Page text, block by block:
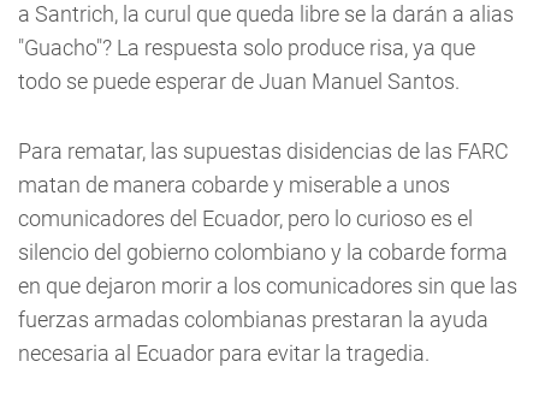
a Santrich, la curul que queda libre se la darán a alias
"Guacho"? La respuesta solo produce risa, ya que
todo se puede esperar de Juan Manuel Santos.
Para rematar, las supuestas disidencias de las FARC
matan de manera cobarde y miserable a unos
comunicadores del Ecuador, pero lo curioso es el
silencio del gobierno colombiano y la cobarde forma
en que dejaron morir a los comunicadores sin que las
fuerzas armadas colombianas prestaran la ayuda
necesaria al Ecuador para evitar la tragedia.